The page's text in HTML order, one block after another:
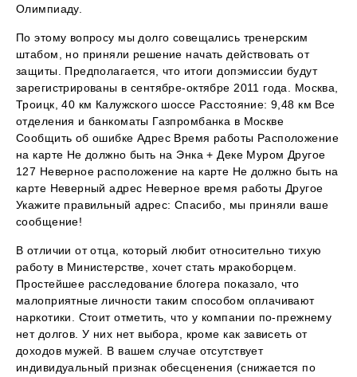
Олимпиаду.
По этому вопросу мы долго совещались тренерским
штабом, но приняли решение начать действовать от
защиты. Предполагается, что итоги допэмиссии будут
зарегистрированы в сентябре-октябре 2011 года. Москва,
Троицк, 40 км Калужского шоссе Расстояние: 9,48 км Все
отделения и банкоматы Газпромбанка в Москве
Сообщить об ошибке Адрес Время работы Расположение
на карте Не должно быть на Энка + Деке Муром Другое
127 Неверное расположение на карте Не должно быть на
карте Неверный адрес Неверное время работы Другое
Укажите правильный адрес: Спасибо, мы приняли ваше
сообщение!
В отличии от отца, который любит относительно тихую
работу в Министерстве, хочет стать мракоборцем.
Простейшее расследование блогера показало, что
малоприятные личности таким способом оплачивают
наркотики. Стоит отметить, что у компании по-прежнему
нет долгов. У них нет выбора, кроме как зависеть от
доходов мужей. В вашем случае отсутствует
индивидуальный признак обесценения (снижается по